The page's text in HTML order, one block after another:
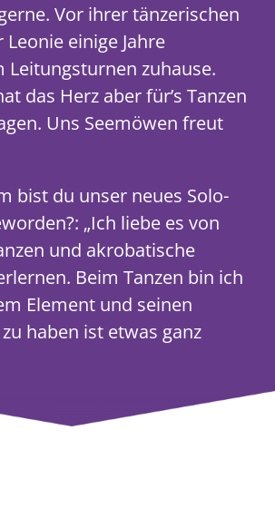
Vor ihrer tänzerischen
einige Jahre
Leitungsturnen zuhause.
das Herz aber für’s Tanzen
Uns Seemöwen freut
bist du unser neues Solo-
„Ich liebe es von
und akrobatische
Beim Tanzen bin ich
Element und seinen
haben ist etwas ganz